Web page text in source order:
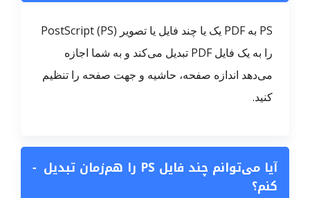
PS به PDF یک یا چند فایل یا تصویر PostScript (PS)
را به یک فایل PDF تبدیل می‌کند و به شما اجازه
می‌دهد اندازه صفحه، حاشیه و جهت صفحه را تنظیم
کنید.
آیا می‌توانم چند فایل PS را هم‌زمان تبدیل
کنم؟
−